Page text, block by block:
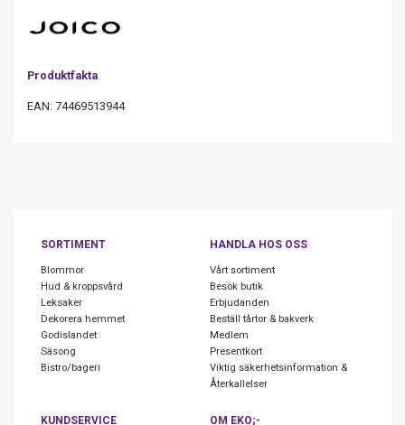
Produktfakta
EAN: 74469513944
SORTIMENT
Blommor
Hud & kroppsvård
Leksaker
Dekorera hemmet
Godislandet
Säsong
Bistro/bageri
HANDLA HOS OSS
Vårt sortiment
Besök butik
Erbjudanden
Beställ tårtor & bakverk
Medlem
Presentkort
Viktig säkerhetsinformation &
Återkallelser
KUNDSERVICE OM EKO;-